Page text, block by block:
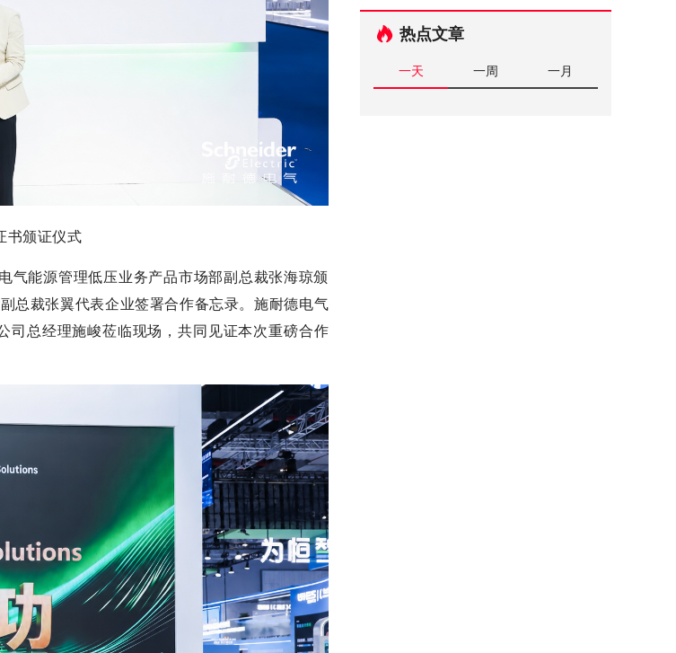
书颁证仪式
气能源管理低压业务产品市场部副总裁张海琼颁
总裁张翼代表企业签署合作备忘录。施耐德电气
总经理施峻莅临现场，共同见证本次重磅合作
热点文章
一天 一周 一月